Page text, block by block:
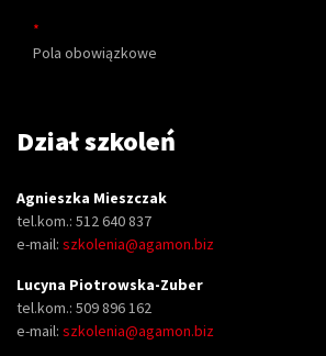
*
Pola obowiązkowe
Dział szkoleń
Agnieszka Mieszczak
tel.kom.: 512 640 837
e-mail: szkolenia@agamon.biz
Lucyna Piotrowska-Zuber
tel.kom.: 509 896 162
e-mail: szkolenia@agamon.biz